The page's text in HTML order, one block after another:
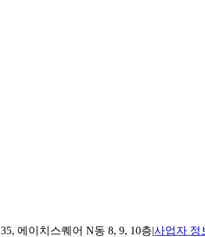
에이치스퀘어 N동 8, 9, 10층|사업자 정